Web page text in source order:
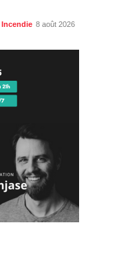
Incendie 8 août 2026